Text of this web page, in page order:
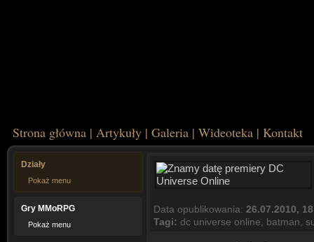
Strona główna | Artykuły | Galeria | Wideoteka | Kontakt
Działy
Pokaż menu
Gry MMoRPG
Pokaż menu
Data opublikowania: 26.07.2010,
Tagi: dc universe online batman